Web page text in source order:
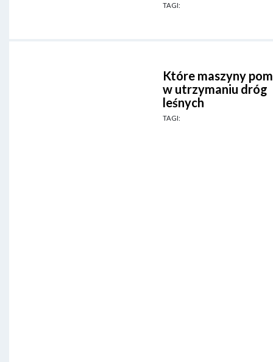
TAGI:
Które maszyny
w utrzymaniu dróg
leśnych
TAGI: